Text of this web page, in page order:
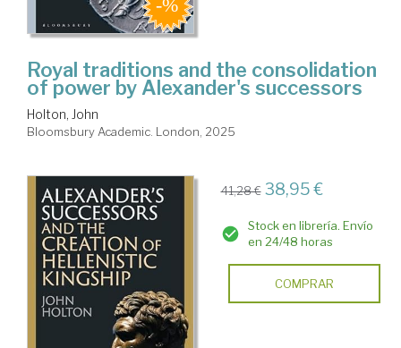
Royal traditions and the consolidation
of power by Alexander's successors
Holton, John
Bloomsbury Academic. London, 2025
41,28 € 38,95 €
Stock en librería. Envío
en 24/48 horas
COMPRAR